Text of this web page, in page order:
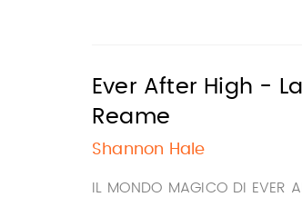
Ever After High -
Reame
Shannon Hale
IL MONDO MAGICO DI EVER